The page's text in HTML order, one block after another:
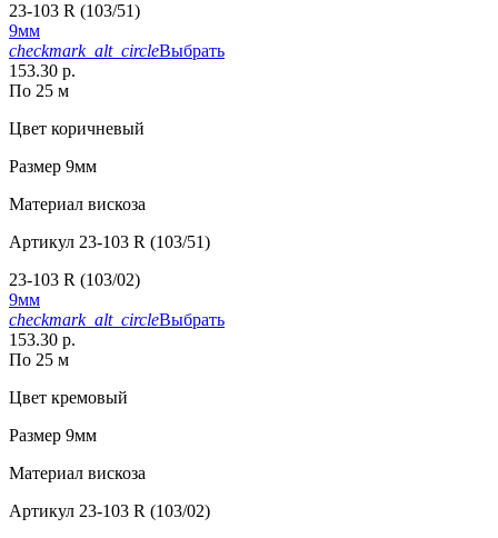
23-103 R (103/51)
9мм
checkmark_alt_circleВыбрать
153.30 р.
По 25 м
Цвет коричневый
Размер 9мм
Материал вискоза
Артикул 23-103 R (103/51)
23-103 R (103/02)
9мм
checkmark_alt_circleВыбрать
153.30 р.
По 25 м
Цвет кремовый
Размер 9мм
Материал вискоза
Артикул 23-103 R (103/02)